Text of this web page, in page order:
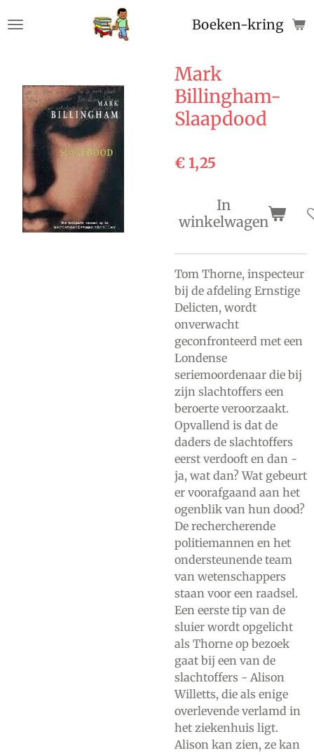
direct
Boeken-
Mark
Billingham-
Slaapdood
€ 1,25
In
winkelwagen
Tom Thorne, inspecteur
bij de afdeling Ernstige
Delicten, wordt
onverwacht
geconfronteerd met een
Londense
seriemoordenaar die bij
zijn slachtoffers een
beroerte veroorzaakt.
Opvallend is dat de
daders de slachtoffers
eerst verdooft en dan -
ja, wat dan? Wat gebeurt
er voorafgaand aan het
ogenblik van hun dood?
De rechercherende
politiemannen en het
ondersteunende team
van wetenschappers
staan voor een raadsel.
Een eerste tip van de
sluier wordt opgelicht
als Thorne op bezoek
gaat bij een van de
slachtoffers - Alison
Willetts, die als enige
overlevende verlamd in
het ziekenhuis ligt.
Alison kan zien, ze kan